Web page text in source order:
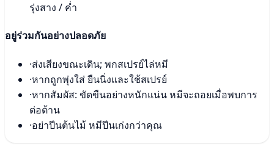
รุ่งสาง / ค่ำ
อยู่ร่วมกันอย่างปลอดภัย
·ส่งเสียงขณะเดิน; พกสเปรย์ไล่หมี
·หากถูกพุ่งใส่ ยืนนิ่งและใช้สเปรย์
·หากสัมผัส: ขัดขืนอย่างหนักแน่น หมีจะถอยเมื่อพบการ
ต่อต้าน
·อย่าปีนต้นไม้ หมีปีนเก่งกว่าคุณ